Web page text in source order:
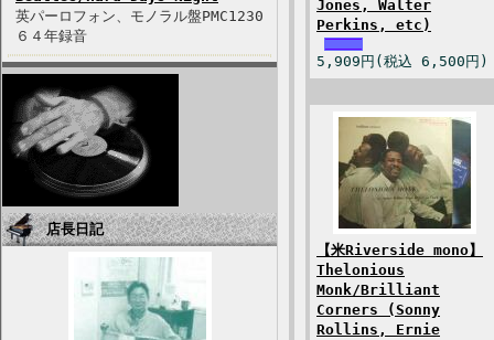
英パーロフォン、モノラル盤PMC1230
６４年録音
店長日記
Jones, Walter
Perkins, etc)
5,909円(税込 6,500円)
【米Riverside mono】
Thelonious
Monk/Brilliant
Corners (Sonny
Rollins, Ernie